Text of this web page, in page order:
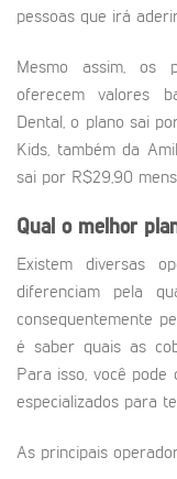
pessoas que irá
Mesmo assim, os
oferecem valores
Dental, o plano sai
Kids, também da
sai por R$29,90
Qual o melhor
Existem diversas
diferenciam pela
consequentemente
é saber quais as
Para isso, você
especializados para
As principais